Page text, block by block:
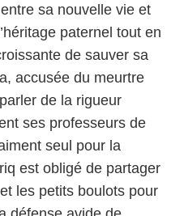
sa nouvelle vie et
paternel tout en
de sauver sa
accusée du meurtre
de la rigueur
ses professeurs de
seul pour la
est obligé de partager
les petits boulots pour